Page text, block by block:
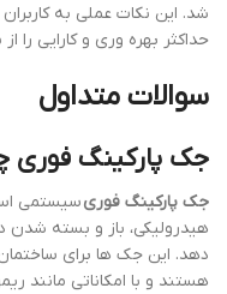
شد. این نکات عملی به
حداکثر بهره وری و کارایی
سوالات متداول
جک پارکینگ فوری
جک پارکینگ فوریسیستمی
هیدرولیکی، باز و بسته شدن
دهد. این جک ها برای
هستند و با امکاناتی مانند